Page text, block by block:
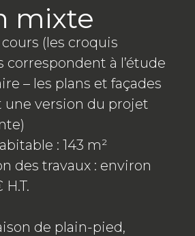
mixte
(les croquis
correspondent à l’étude
– les plans et façades
version du projet
: 143 m²
des travaux : environ
de plain-pied,